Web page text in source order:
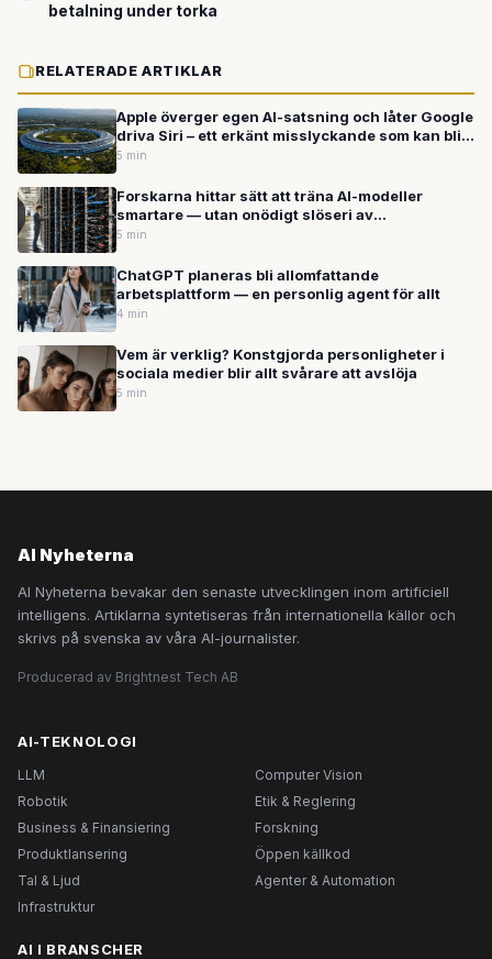
betalning under torka
RELATERADE ARTIKLAR
Apple överger egen AI-satsning och låter Google
driva Siri – ett erkänt misslyckande som kan bli
ett mästerdrag
5 min
Forskarna hittar sätt att träna AI-modeller
smartare — utan onödigt slöseri av
beräkningskraft
5 min
ChatGPT planeras bli allomfattande
arbetsplattform — en personlig agent för allt
4 min
Vem är verklig? Konstgjorda personligheter i
sociala medier blir allt svårare att avslöja
5 min
AI Nyheterna
AI Nyheterna bevakar den senaste utvecklingen inom artificiell
intelligens. Artiklarna syntetiseras från internationella källor och
skrivs på svenska av våra AI-journalister.
Producerad av Brightnest Tech AB
AI-TEKNOLOGI
LLM
Computer Vision
Robotik
Etik & Reglering
Business & Finansiering
Forskning
Produktlansering
Öppen källkod
Tal & Ljud
Agenter & Automation
Infrastruktur
AI I BRANSCHER